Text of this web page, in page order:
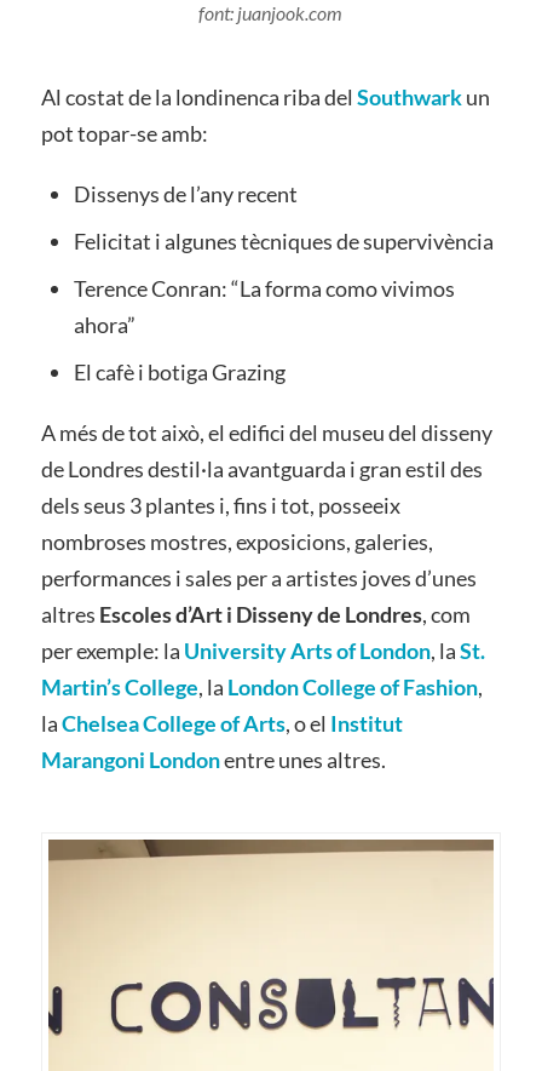
font: juanjook.com
Al costat de la londinenca riba del Southwarkun
pot topar-se amb:
Dissenys de l’any recent
Felicitat i algunes tècniques de supervivència
Terence Conran: “La forma como vivimos
ahora”
El cafè i botiga Grazing
A més de tot això, el edifici del museu del disseny
de Londres destil·la avantguarda i gran estil des
dels seus 3 plantes i, fins i tot, posseeix
nombroses mostres, exposicions, galeries,
performances i sales per a artistes joves d’unes
altres Escoles d’Art i Disseny de Londres, com
per exemple: la University Arts of London, laSt.
Martin’s College, la London College of Fashion,
laChelsea College of Arts, o el Institut
Marangoni Londonentre unes altres.